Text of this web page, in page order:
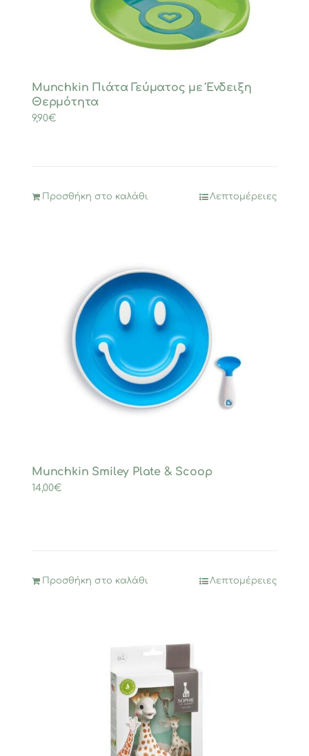
Munchkin Πιάτα Γεύματος με Ένδειξη
Θερμότητα
9,90€
Προσθήκη στο καλάθι Λεπτομέρειες
Munchkin Smiley Plate & Scoop
14,00€
Προσθήκη στο καλάθι Λεπτομέρειες